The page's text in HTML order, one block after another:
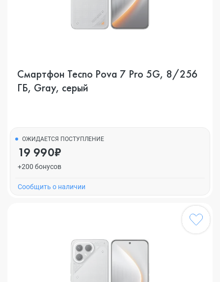
Смартфон Tecno Pova 7 Pro 5G, 8/256
ГБ, Gray, серый
ОЖИДАЕТСЯ ПОСТУПЛЕНИЕ
19 990₽
+200 бонусов
Cообщить о наличии